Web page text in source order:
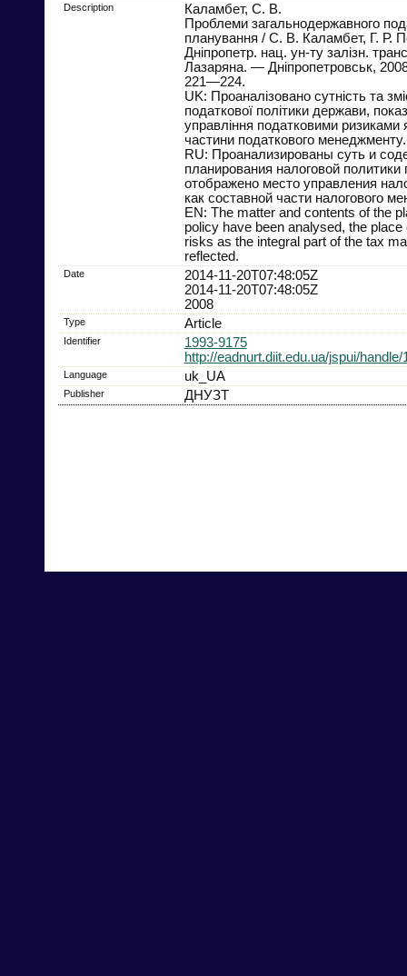
Description
Каламбет, С. В.
Проблеми загальнодержавного
планування / С. В. Каламбет, Г. Р.
Дніпропетр. нац. ун-ту залізн.
Лазаряна. — Дніпропетровськ,
221—224.
UK: Проаналізовано сутність та
податкової політики держави,
управління податковими ризиками
частини податкового менеджменту.
RU: Проанализированы суть и
планирования налоговой политики
отображено место управления
как составной части налогового
EN: The matter and contents of the
policy have been analysed, the place
risks as the integral part of the tax
reflected.
Date
2014-11-20T07:48:05Z
2014-11-20T07:48:05Z
2008
Type Article
Identifier
1993-9175
http://eadnurt.diit.edu.ua/jspui/
Language uk_UA
Publisher ДНУЗТ